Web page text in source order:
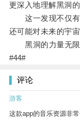
更深入地理解黑洞的
这一发现不仅有
还可能对未来的宇
黑洞的力量无限
#44#
评论
游客
这款app的音乐资源非